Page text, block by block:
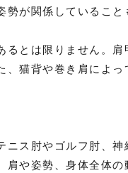
勢が関係していること
るとは限りません。
、猫背や巻き肩によ
ニス肘やゴルフ肘、
肩や姿勢、身体全体